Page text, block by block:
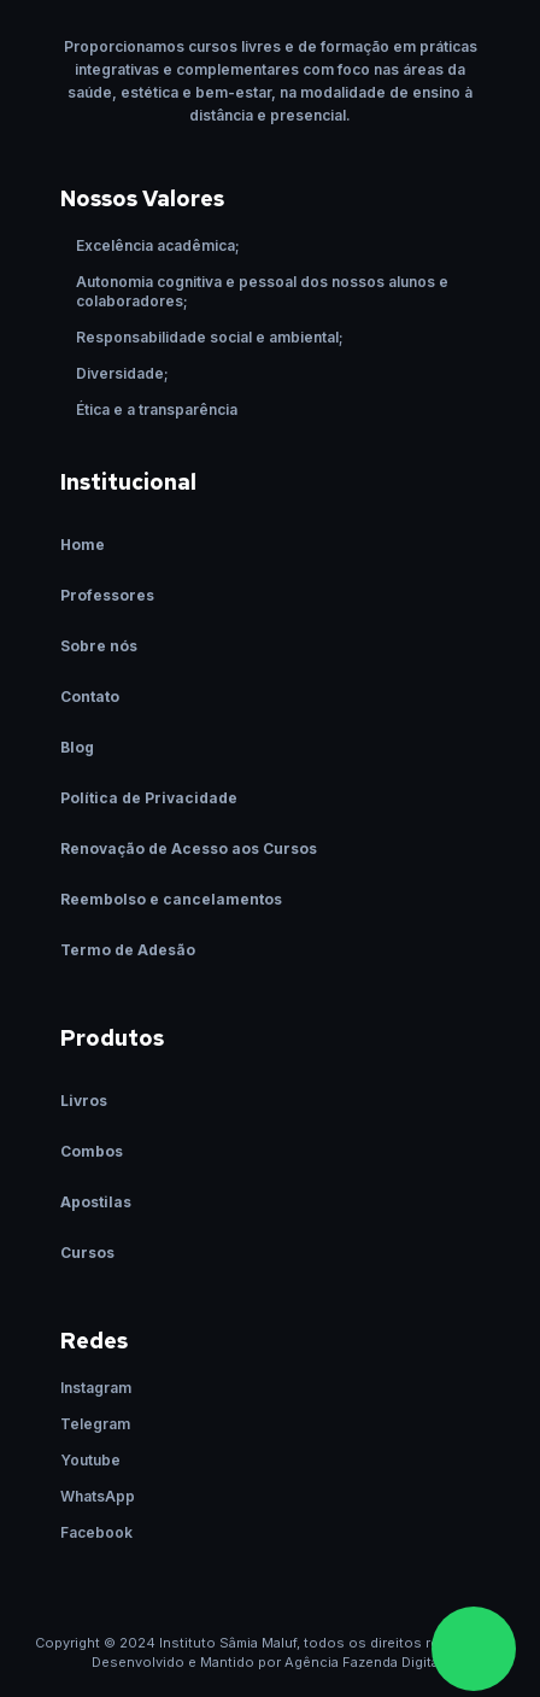
Proporcionamos cursos livres e de formação em práticas
integrativas e complementares com foco nas áreas da
saúde, estética e bem-estar, na modalidade de ensino à
distância e presencial.
Nossos Valores
Excelência acadêmica;
Autonomia cognitiva e pessoal dos nossos alunos e
colaboradores;
Responsabilidade social e ambiental;
Diversidade;
Ética e a transparência
Institucional
Home
Professores
Sobre nós
Contato
Blog
Política de Privacidade
Renovação de Acesso aos Cursos
Reembolso e cancelamentos
Termo de Adesão
Produtos
Livros
Combos
Apostilas
Cursos
Redes
Instagram
Telegram
Youtube
WhatsApp
Facebook
Copyright © 2024 Instituto Sâmia Maluf, todos os direitos reservados.
Desenvolvido e Mantido por Agência Fazenda Digital